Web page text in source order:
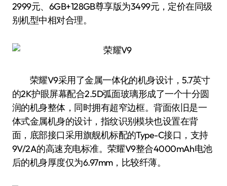
2999元、6GB+128GB尊享版为3499元，定价在同级
别机型中相对合理。
荣耀V9采用了金属一体化的机身设计，5.7英寸
的2K护眼屏幕配合2.5D弧面玻璃形成了一个十分圆
润的机身整体，同时拥有超窄边框。背面依旧是一
体式金属机身的设计，指纹识别模块也设置在背
面，底部接口采用旗舰机标配的Type-C接口，支持
9V/2A的高速充电标准。荣耀V9整合4000mAh电池
后的机身厚度仅为6.97mm，比较纤薄。